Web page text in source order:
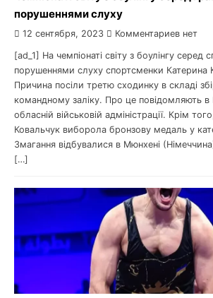
порушеннями слуху
12 сентября, 2023 Комментариев нет
[ad_1] На чемпіонаті світу з боулінгу серед
порушеннями слуху спортсменки Катерина
Причина посіли третю сходинку в складі
командному заліку. Про це повідомляють в
обласній військовій адміністрації. Крім
Ковальчук виборола бронзову медаль у
Змагання відбувалися в Мюнхені
[…]